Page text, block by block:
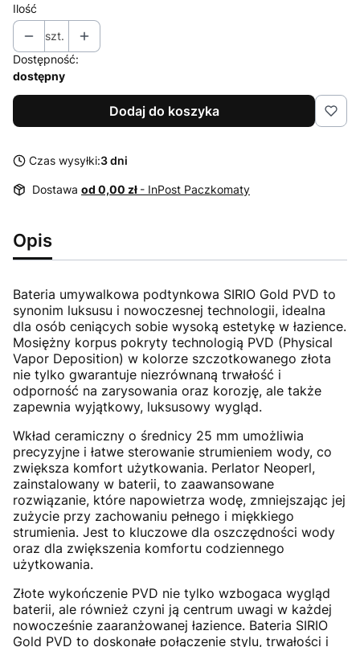
Ilość
szt.
Dostępność:
dostępny
Dodaj do koszyka
Czas wysyłki:3 dni
Dostawa od 0,00 zł - InPost Paczkomaty
Opis
Bateria umywalkowa podtynkowa SIRIO Gold PVD to
synonim luksusu i nowoczesnej technologii, idealna
dla osób ceniących sobie wysoką estetykę w łazience.
Mosiężny korpus pokryty technologią PVD (Physical
Vapor Deposition) w kolorze szczotkowanego złota
nie tylko gwarantuje niezrównaną trwałość i
odporność na zarysowania oraz korozję, ale także
zapewnia wyjątkowy, luksusowy wygląd.
Wkład ceramiczny o średnicy 25 mm umożliwia
precyzyjne i łatwe sterowanie strumieniem wody, co
zwiększa komfort użytkowania. Perlator Neoperl,
zainstalowany w baterii, to zaawansowane
rozwiązanie, które napowietrza wodę, zmniejszając jej
zużycie przy zachowaniu pełnego i miękkiego
strumienia. Jest to kluczowe dla oszczędności wody
oraz dla zwiększenia komfortu codziennego
użytkowania.
Złote wykończenie PVD nie tylko wzbogaca wygląd
baterii, ale również czyni ją centrum uwagi w każdej
nowocześnie zaaranżowanej łazience. Bateria SIRIO
Gold PVD to doskonałe połączenie stylu, trwałości i